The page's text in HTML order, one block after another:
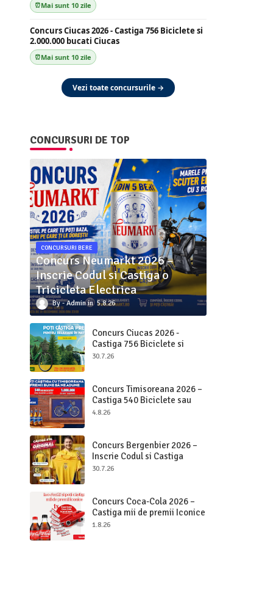
Mai sunt 10 zile
Concurs Ciucas 2026 - Castiga 756 Biciclete si
2.000.000 bucati Ciucas
Mai sunt 10 zile
Vezi toate concursurile →
CONCURSURI DE TOP
CONCURSURI BERE
Concurs Neumarkt 2026 –
Inscrie Codul si Castiga o
Tricicleta Electrica
Admin 5.8.26
Concurs Ciucas 2026 -
Castiga 756 Biciclete si
2.000.000 bucati Ciucas
30.7.26
Concurs Timisoreana 2026 –
Castiga 540 Biciclete sau
Beri pe Loc
4.8.26
Concurs Bergenbier 2026 –
Inscrie Codul si Castiga
Premii Originale
30.7.26
Concurs Coca-Cola 2026 –
Castiga mii de premii Iconice
1.8.26